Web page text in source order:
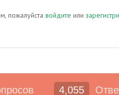
пожалуйста войдите или
4,055